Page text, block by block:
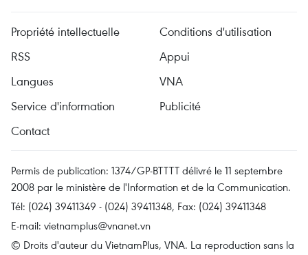
Propriété intellectuelle
Conditions d'utilisation
RSS
Appui
Langues
VNA
Service d'information
Publicité
Contact
Permis de publication: 1374/GP-BTTTT délivré le 11 septembre
2008 par le ministère de l'Information et de la Communication.
Tél: (024) 39411349 - (024) 39411348, Fax: (024) 39411348
E-mail: vietnamplus@vnanet.vn
© Droits d'auteur du VietnamPlus, VNA. La reproduction sans la